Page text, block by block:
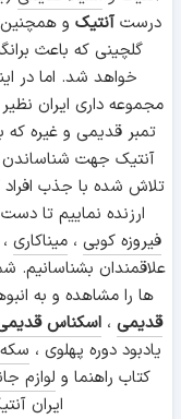
درستآنتیک و
گلچینی که باعث
خواهد شد. اما در
مجموعه داری ایران
تمبر قدیمی و غیره که
آنتیک جهت شناساندن
تلاش شده با جذب افراد
ارزنده نماییم تا
فیروزه کوبی ،میناکاری ،
علاقمندان بشناسانیم.
ها را مشاهده و به
قدیمی ، اسکناس
یادبود دوره پهلوی ،
کتاب راهنما و لوازم
ایران